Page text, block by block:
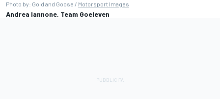
Photo by: Gold and Goose / Motorsport Images
Andrea Iannone, Team Goeleven